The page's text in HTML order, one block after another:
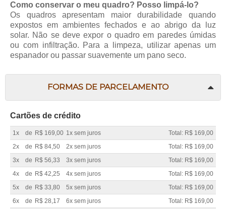
Como conservar o meu quadro? Posso limpá-lo?
Os quadros apresentam maior durabilidade quando
expostos em ambientes fechados e ao abrigo da luz
solar. Não se deve expor o quadro em paredes úmidas
ou com infiltração. Para a limpeza, utilizar apenas um
espanador ou passar suavemente um pano seco.
FORMAS DE PARCELAMENTO
Cartões de crédito
1x de R$ 169,00 1x sem juros
Total: R$ 169,00
2x
de R$ 84,50 2x sem juros
Total: R$ 169,00
3x
de R$ 56,33 3x sem juros
Total: R$ 169,00
4x
de R$ 42,25 4x sem juros
Total: R$ 169,00
5x
de R$ 33,80 5x sem juros
Total: R$ 169,00
6x
de R$ 28,17 6x sem juros
Total: R$ 169,00